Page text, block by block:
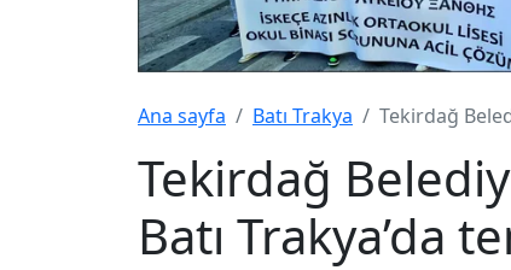
Ana sayfa Batı Trakya Tekirdağ
Tekirdağ
Batı Trakya’da